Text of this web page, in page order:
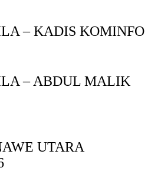
– KADIS KOMINFO
– ABDUL MALIK
UTARA